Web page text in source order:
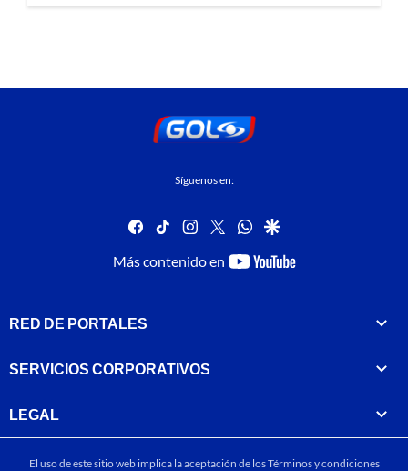
Síguenos en:
facebook
tiktok instagram
twitterwhatsapp
google
Más contenido en
youtube-
RED DE PORTALES
SERVICIOS CORPORATIVOS
LEGAL
El uso de este sitio web implica la aceptación de losTérminos y condiciones